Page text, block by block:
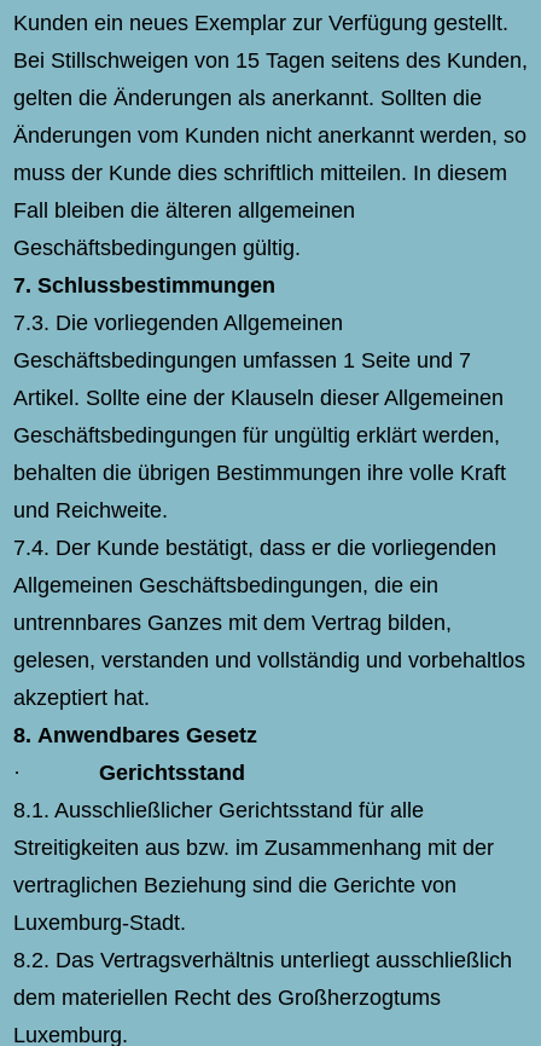
Kunden ein neues Exemplar zur Verfügung gestellt.
Bei Stillschweigen von 15 Tagen seitens des Kunden,
gelten die Änderungen als anerkannt. Sollten die
Änderungen vom Kunden nicht anerkannt werden, so
muss der Kunde dies schriftlich mitteilen. In diesem
Fall bleiben die älteren allgemeinen
Geschäftsbedingungen gültig.
7. Schlussbestimmungen
7.3. Die vorliegenden Allgemeinen
Geschäftsbedingungen umfassen 1 Seite und 7
Artikel. Sollte eine der Klauseln dieser Allgemeinen
Geschäftsbedingungen für ungültig erklärt werden,
behalten die übrigen Bestimmungen ihre volle Kraft
und Reichweite.
7.4. Der Kunde bestätigt, dass er die vorliegenden
Allgemeinen Geschäftsbedingungen, die ein
untrennbares Ganzes mit dem Vertrag bilden,
gelesen, verstanden und vollständig und vorbehaltlos
akzeptiert hat.
8. Anwendbares Gesetz
· Gerichtsstand
8.1. Ausschließlicher Gerichtsstand für alle
Streitigkeiten aus bzw. im Zusammenhang mit der
vertraglichen Beziehung sind die Gerichte von
Luxemburg-Stadt.
8.2. Das Vertragsverhältnis unterliegt ausschließlich
dem materiellen Recht des Großherzogtums
Luxemburg.